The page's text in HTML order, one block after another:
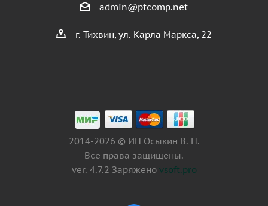
admin@ptcomp.net
г. Тихвин, ул. Карла Маркса, 22
2014-2026 © ИП Осыкин В. П.
Все права защищены.
ver. 4.7.2 Заряжено vsoft.pro